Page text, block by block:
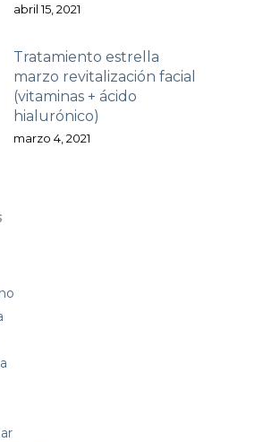
abril 15, 2021
Tratamiento estrella
marzo revitalización facial
(vitaminas + ácido
hialurónico)
marzo 4, 2021